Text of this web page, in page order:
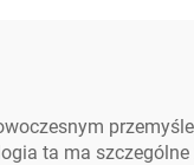
ta ma